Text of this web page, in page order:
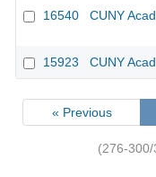
16540 CUNY
15923 CUNY
« Previous
(276-300/